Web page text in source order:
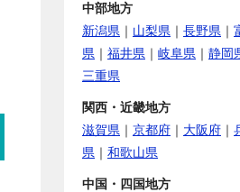
中部地方
新潟県 ｜ 山梨県 ｜ 長野県 ｜
県 ｜ 福井県 ｜ 岐阜県 ｜ 静岡
三重県
関西・近畿地方
滋賀県 ｜ 京都府 ｜ 大阪府 ｜
県 ｜ 和歌山県
中国・四国地方